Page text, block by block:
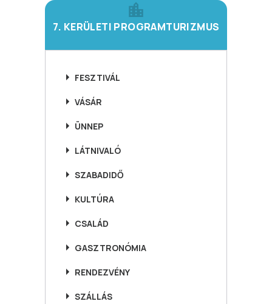
7. KERÜLETI PROGRAMTURIZMUS
FESZTIVÁL
VÁSÁR
ÜNNEP
LÁTNIVALÓ
SZABADIDŐ
KULTÚRA
CSALÁD
GASZTRONÓMIA
RENDEZVÉNY
SZÁLLÁS